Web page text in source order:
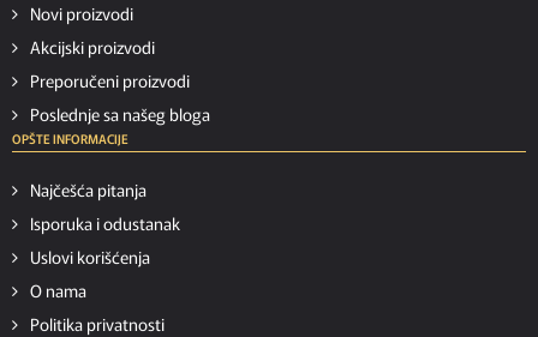
Novi proizvodi
Akcijski proizvodi
Preporučeni proizvodi
Poslednje sa našeg bloga
OPŠTE INFORMACIJE
Najčešća pitanja
Isporuka i odustanak
Uslovi korišćenja
O nama
Politika privatnosti